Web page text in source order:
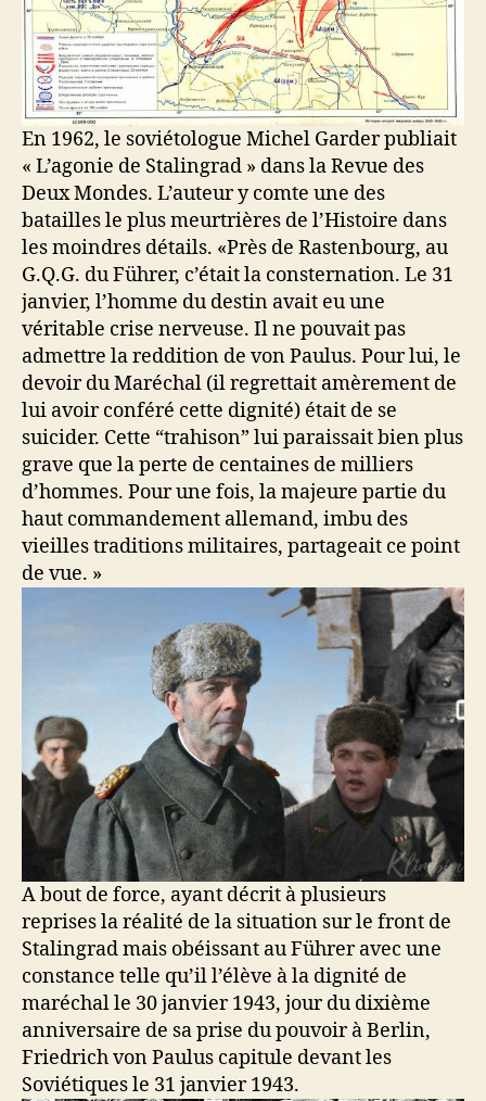
En 1962, le soviétologue Michel Garder publiait
« L’agonie de Stalingrad » dans la Revue des
Deux Mondes. L’auteur y comte une des
batailles le plus meurtrières de l’Histoire dans
les moindres détails. «Près de Rastenbourg, au
G.Q.G. du Führer, c’était la consternation. Le 31
janvier, l’homme du destin avait eu une
véritable crise nerveuse. Il ne pouvait pas
admettre la reddition de von Paulus. Pour lui, le
devoir du Maréchal (il regrettait amèrement de
lui avoir conféré cette dignité) était de se
suicider. Cette “trahison” lui paraissait bien plus
grave que la perte de centaines de milliers
d’hommes. Pour une fois, la majeure partie du
haut commandement allemand, imbu des
vieilles traditions militaires, partageait ce point
de vue. »
A bout de force, ayant décrit à plusieurs
reprises la réalité de la situation sur le front de
Stalingrad mais obéissant au Führer avec une
constance telle qu’il l’élève à la dignité de
maréchal le 30 janvier 1943, jour du dixième
anniversaire de sa prise du pouvoir à Berlin,
Friedrich von Paulus capitule devant les
Soviétiques le 31 janvier 1943.